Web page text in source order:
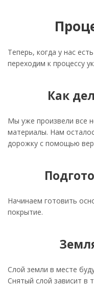
Теперь, когда у нас
переходим к процессу
Как
Мы уже произвели все
материалы. Нам
дорожку с помощью
Начинаем готовить
покрытие.
Слой земли в месте
Снятый слой зависит в